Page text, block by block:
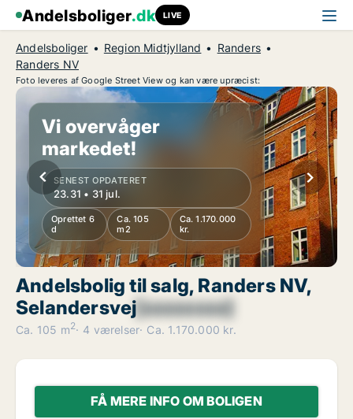
Andelsboliger.dk LIVE
Andelsboliger Region Midtjylland
Randers
Randers NV
Foto leveres af Google Street View og kan være upræcist:
Vi overvåger
markedet!
SENEST OPDATERET
23.31 • 31 jul.
Oprettet 6
d
Ca. 105
m2
Ca. 1.170.000
kr.
Andelsbolig til salg, Randers NV,
Selandersvej[xxxxxxxx]
Ca. 105 m2 4 værelser Ca. 1.170.000 kr.
FÅ MERE INFO OM BOLIGEN